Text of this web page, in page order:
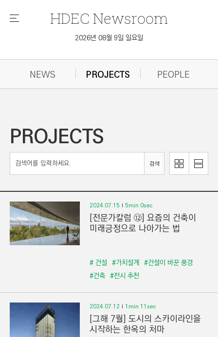
메
HDEC Newsroom
2026년 08월 9일 일요일
NEWS PROJECTS PEOPLE
PROJECTS
검색
이
미
로
기
리
스
로
기
2024.07.15 5min 0sec
[전문가칼럼 ⑫] 요즘의 건축이
미래긍정으로 나아가는 법
# 건설 #가치설계 #건설이 바꾼 풍경
#건축 #전시 추천
2024.07.12 1min 11sec
[그해 7월] 도시의 스카이라인을
시작하는 한옥의 처마